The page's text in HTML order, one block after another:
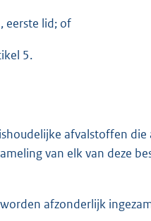
eerste lid; of
5.
afvalstoffen
van elk van deze
afzonderlijk